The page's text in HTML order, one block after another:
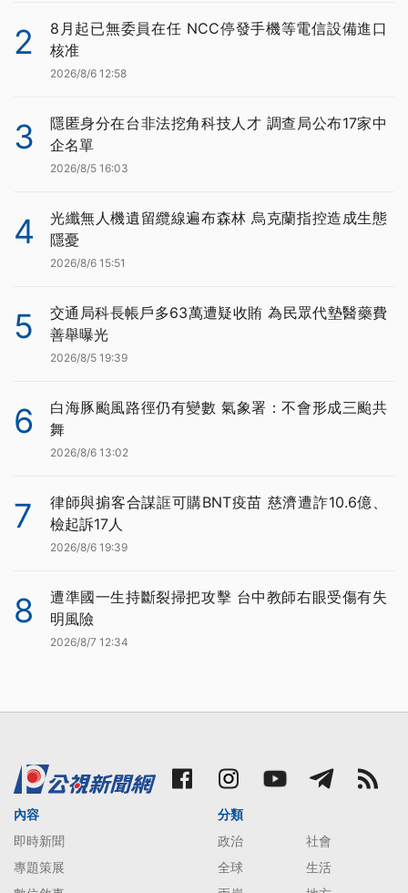
2
8月起已無委員在任 NCC停發手機等電信設備進口
核准
2026/8/6 12:58
3
隱匿身分在台非法挖角科技人才 調查局公布17家中
企名單
2026/8/5 16:03
4
光纖無人機遺留纜線遍布森林 烏克蘭指控造成生態
隱憂
2026/8/6 15:51
5
交通局科長帳戶多63萬遭疑收賄 為民眾代墊醫藥費
善舉曝光
2026/8/5 19:39
6
白海豚颱風路徑仍有變數 氣象署：不會形成三颱共
舞
2026/8/6 13:02
7
律師與掮客合謀誆可購BNT疫苗 慈濟遭詐10.6億、
檢起訴17人
2026/8/6 19:39
8
遭準國一生持斷裂掃把攻擊 台中教師右眼受傷有失
明風險
2026/8/7 12:34
內容
即時新聞
專題策展
分類
政治
社會
全球
生活